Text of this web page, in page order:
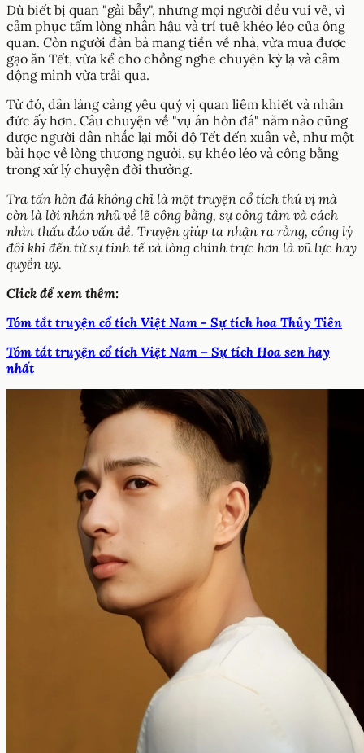
Dù biết bị quan "gài bẫy", nhưng mọi người đều vui vẻ, vì
cảm phục tấm lòng nhân hậu và trí tuệ khéo léo của ông
quan. Còn người đàn bà mang tiền về nhà, vừa mua được
gạo ăn Tết, vừa kể cho chồng nghe chuyện kỳ lạ và cảm
động mình vừa trải qua.
Từ đó, dân làng càng yêu quý vị quan liêm khiết và nhân
đức ấy hơn. Câu chuyện về "vụ án hòn đá" năm nào cũng
được người dân nhắc lại mỗi độ Tết đến xuân về, như một
bài học về lòng thương người, sự khéo léo và công bằng
trong xử lý chuyện đời thường.
Tra tấn hòn đá không chỉ là một truyện cổ tích thú vị mà
còn là lời nhắn nhủ về lẽ công bằng, sự công tâm và cách
nhìn thấu đáo vấn đề. Truyện giúp ta nhận ra rằng, công lý
đôi khi đến từ sự tinh tế và lòng chính trực hơn là vũ lực hay
quyền uy.
Click để xem thêm:
Tóm tắt truyện cổ tích Việt Nam - Sự tích hoa Thủy Tiên
Tóm tắt truyện cổ tích Việt Nam – Sự tích Hoa sen hay
nhất